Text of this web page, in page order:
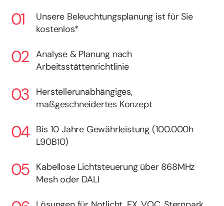
Unsere Beleuchtungsplanung ist für Sie
kostenlos*
Analyse & Planung nach
Arbeitsstättenrichtlinie
Herstellerunabhängiges,
maßgeschneidertes Konzept
Bis 10 Jahre Gewährleistung (100.000h
L90B10)
Kabellose Lichtsteuerung über 868MHz
Mesh oder DALI